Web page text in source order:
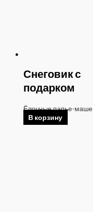
Снеговик с
подарком
Ёлочные папье-маше
В корзину